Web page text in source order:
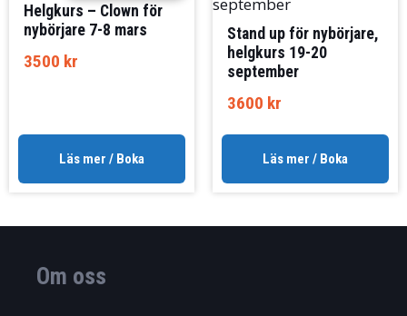
Helgkurs – Clown för
nybörjare 7-8 mars
3500 kr
Läs mer / Boka
Stand up för nybörjare,
helgkurs 19-20
september
3600 kr
Läs mer / Boka
Om oss